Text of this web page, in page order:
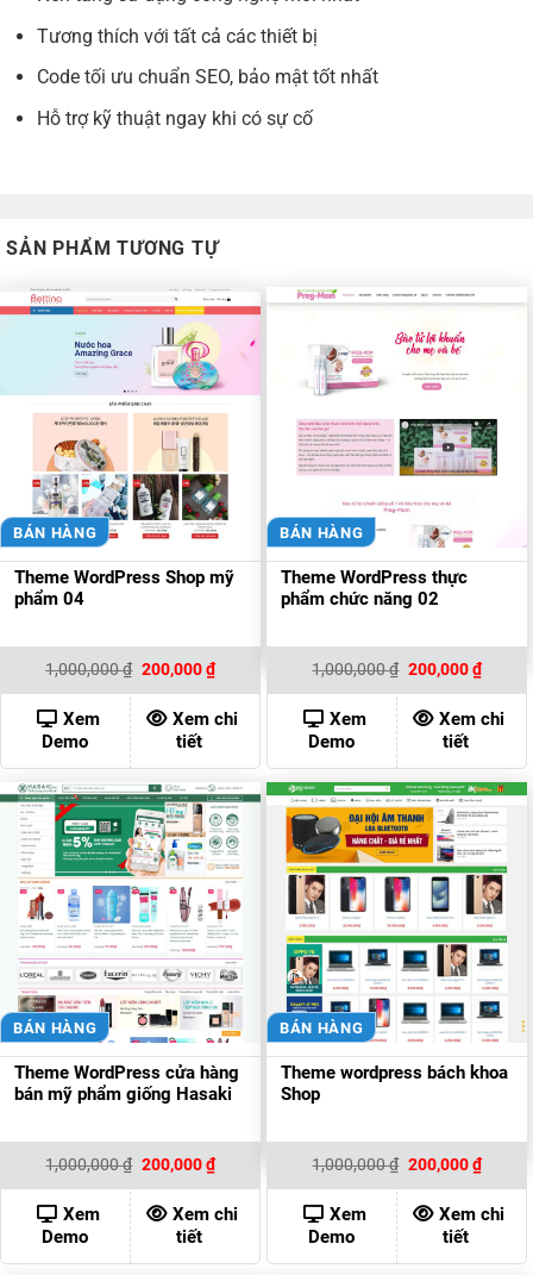
Tương thích với tất cả các thiết bị
Code tối ưu chuẩn SEO, bảo mật tốt nhất
Hỗ trợ kỹ thuật ngay khi có sự cố
SẢN PHẨM TƯƠNG TỰ
BÁN HÀNG
Theme WordPress Shop mỹ
phẩm 04
1,000,000₫ Giá
gốc
là:
1,000,000 ₫.
200,000₫Giá
hiện
tại
là:
200,000 ₫.
Xem
Demo
Xem chi
tiết
BÁN HÀNG
Theme WordPress thực
phẩm chức năng 02
1,000,000₫ Giá
gốc
là:
1,000,000 ₫.
200,000₫Giá
hiện
tại
là:
Xem
Demo
Xem chi
tiết
BÁN HÀNG
Theme WordPress cửa hàng
bán mỹ phẩm giống Hasaki
1,000,000₫ Giá
là:
1,000,000 ₫.
200,000₫Giá
hiện
tại
là:
200,000 ₫.
Xem
Demo
Xem chi
tiết
BÁN HÀNG
Theme wordpress bách khoa
Shop
1,000,000₫ Giá
là:
1,000,000 ₫.
200,000₫Giá
hiện
tại
là:
Xem
Demo
Xem chi
tiết